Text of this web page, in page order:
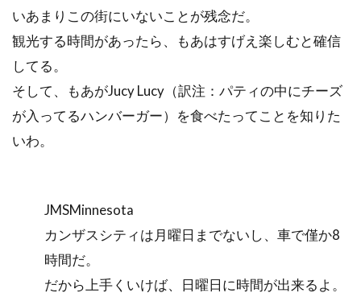
いあまりこの街にいないことが残念だ。
観光する時間があったら、もあはすげえ楽しむと確信
してる。
そして、もあがJucy Lucy（訳注：パティの中にチーズ
が入ってるハンバーガー）を食べたってことを知りた
いわ。
JMSMinnesota
カンザスシティは月曜日までないし、車で僅か8
時間だ。
だから上手くいけば、日曜日に時間が出来るよ。